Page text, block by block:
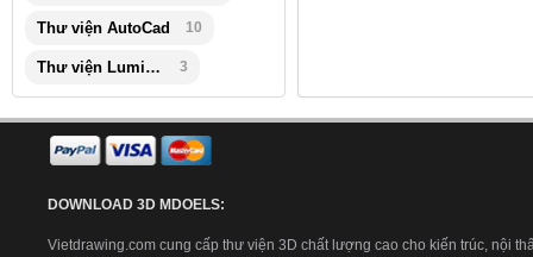
Thư viện AutoCad 10
Thư viện Lumion 3
DOWNLOAD 3D MDOELS:
Vietdrawing.com cung cấp thư viện 3D chất lượng cao cho kiến trúc, nội